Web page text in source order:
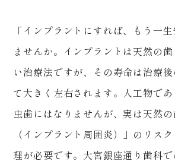
「インプラントにすれば、もう一
ませんか。インプラントは天然の
い治療法ですが、その寿命は治療
て大きく左右されます。人工物で
虫歯にはなりませんが、実は天然
（インプラント周囲炎）」のリス
理が必要です。大宮銀座通り歯科